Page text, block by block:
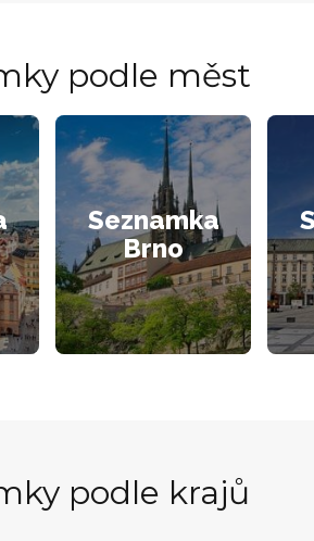
podle měst
Seznamka
Brno
podle krajů